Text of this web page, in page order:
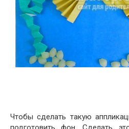
Чтобы сделать такую